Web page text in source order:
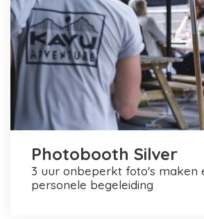
Photobooth Silver
3 uur onbeperkt foto's maken en printen +
personele begeleiding